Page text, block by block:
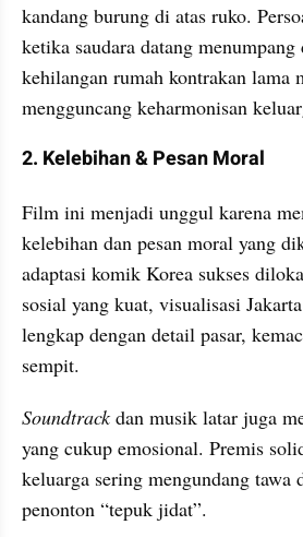
kandang burung di atas ruko.
ketika saudara datang menumpang
kehilangan rumah kontrakan lama
mengguncang keharmonisan
2. Kelebihan & Pesan Moral
Film ini menjadi unggul karena
kelebihan dan pesan moral yang
adaptasi komik Korea sukses
sosial yang kuat, visualisasi
lengkap dengan detail pasar,
sempit.
Soundtrack dan musik latar juga
yang cukup emosional. Premis
keluarga sering mengundang tawa
penonton “tepuk jidat”.